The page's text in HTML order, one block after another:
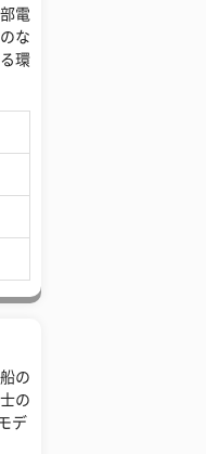
電
な
環
の
の
デ